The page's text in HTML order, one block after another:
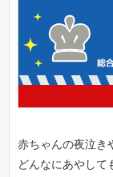
赤ちゃんの夜泣き
どんなにあやして